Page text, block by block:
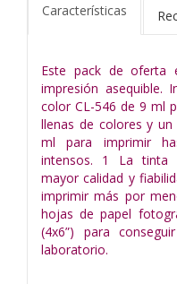
Características
Este pack de oferta
impresión asequible.
color CL-546 de 9 ml
llenas de colores y
ml para imprimir
intensos. 1 La tinta
mayor calidad y
imprimir más por
hojas de papel
(4x6”) para
laboratorio.